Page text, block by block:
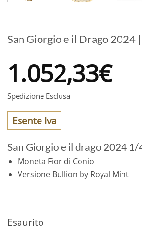
San Giorgio e il Drago 2024
1.052,33€
Spedizione Esclusa
Esente Iva
San Giorgio e il drago 2024 1/
Moneta Fior di Conio
Versione Bullion by Royal Mint
Esaurito